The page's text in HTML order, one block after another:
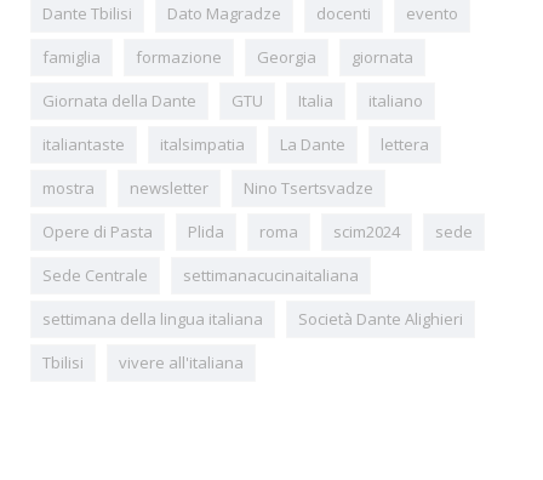
Dante Tbilisi
Dato Magradze docenti
evento
famiglia
formazione Georgia
giornata
Giornata della Dante
GTU Italia
italiano
italiantaste
italsimpatia La Dante
lettera
mostra
newsletter
Nino Tsertsvadze
Opere di Pasta
Plida roma scim2024
sede
Sede Centrale
settimanacucinaitaliana
settimana della lingua italiana
Società Dante Alighieri
Tbilisi
vivere all'italiana